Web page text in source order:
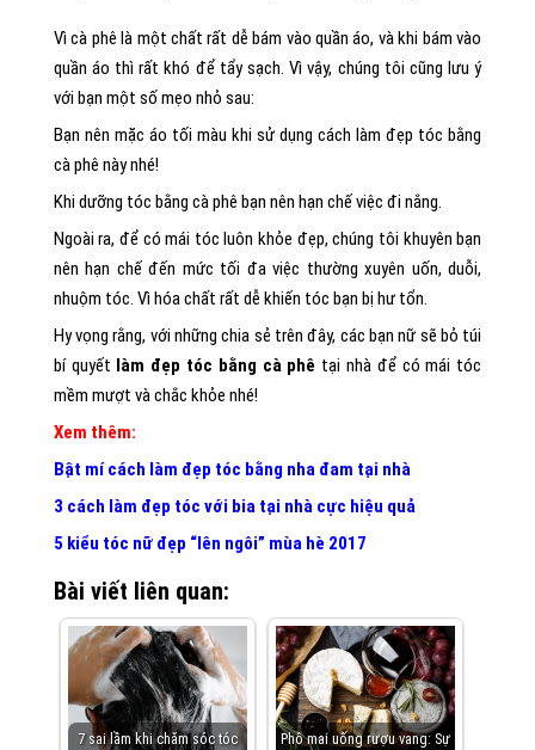
Vì cà phê là một chất rất dễ bám vào quần áo, và khi bám vào
quần áo thì rất khó để tẩy sạch. Vì vậy, chúng tôi cũng lưu ý
với bạn một số mẹo nhỏ sau:
Bạn nên mặc áo tối màu khi sử dụng cách làm đẹp tóc bằng
cà phê này nhé!
Khi dưỡng tóc bằng cà phê bạn nên hạn chế việc đi nắng.
Ngoài ra, để có mái tóc luôn khỏe đẹp, chúng tôi khuyên bạn
nên hạn chế đến mức tối đa việc thường xuyên uốn, duỗi,
nhuộm tóc. Vì hóa chất rất dễ khiến tóc bạn bị hư tổn.
Hy vọng rằng, với những chia sẻ trên đây, các bạn nữ sẽ bỏ túi
bí quyết làm đẹp tóc bằng cà phê tại nhà để có mái tóc
mềm mượt và chắc khỏe nhé!
Xem thêm:
Bật mí cách làm đẹp tóc bằng nha đam tại nhà
3 cách làm đẹp tóc với bia tại nhà cực hiệu quả
5 kiểu tóc nữ đẹp “lên ngôi” mùa hè 2017
Bài viết liên quan:
7 sai lầm khi chăm sóc tóc
Phô mai uống rượu vang: Sự